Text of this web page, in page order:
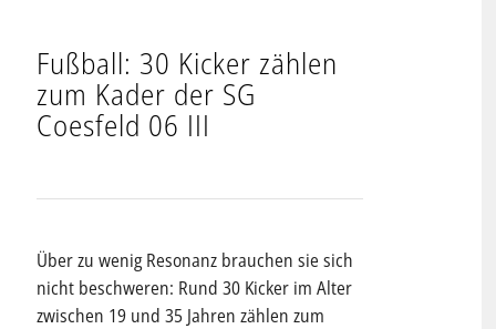
Fußball: 30 Kicker zählen
zum Kader der SG
Coesfeld 06 III
Über zu wenig Resonanz brauchen sie sich
nicht beschweren: Rund 30 Kicker im Alter
zwischen 19 und 35 Jahren zählen zum